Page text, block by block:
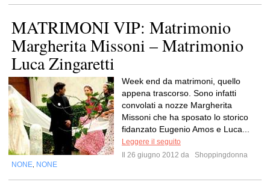
MATRIMONI VIP: Matrimonio
Margherita Missoni – Matrimonio
Luca Zingaretti
Week end da matrimoni, quello
appena trascorso. Sono infatti
convolati a nozze Margherita
Missoni che ha sposato lo storico
fidanzato Eugenio Amos e Luca...
Leggere il seguito
Il 26 giugno 2012 da
Shoppingdonna
NONE NONE